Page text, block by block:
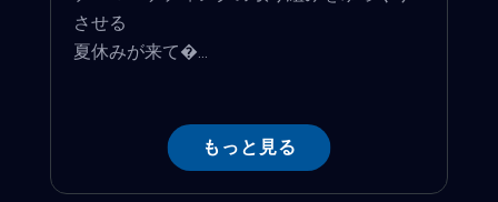
させる
夏休みが来て�...
もっと見る